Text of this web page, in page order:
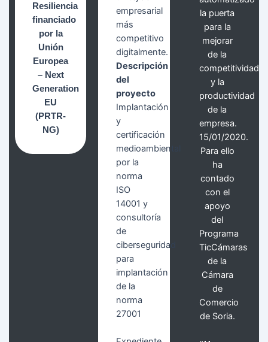
Resiliencia
financiado
por la
Unión
Europea
– Next
Generation
EU
(PRTR-
NG)
empresarial
más
competitivo
digitalmente.
Descripción
del
proyecto
Implantación
y
certificación
medioambiental
por la
norma
ISO
14001 y
consultoría
de
ciberseguridad
para
implantación
de la
norma
27001
la puerta
para la
mejorar
de la
competitividad
y la
productividad
de la
empresa.
15/01/2020.
Para ello
ha
contado
con el
apoyo
del
Programa
TicCámaras
de la
Cámara
de
Comercio
de Soria.